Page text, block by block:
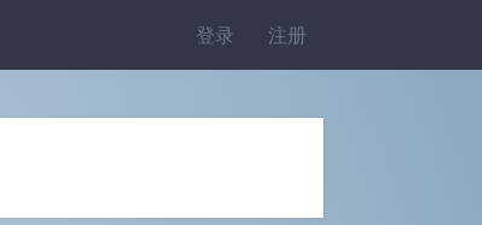
登录 注册